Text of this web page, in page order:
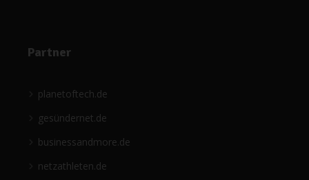
Partner
planetoftech.de
gesündernet.de
businessandmore.de
netzathleten.de